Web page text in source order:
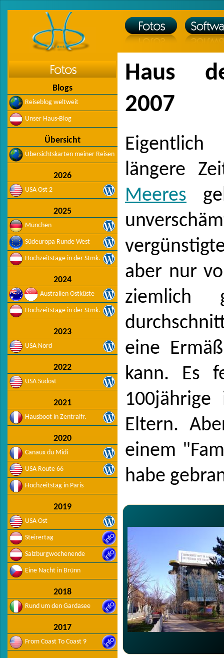
Blogs
Reiseblog weltweit
Unser Haus-Blog
Übersicht
Übersichtskarten meiner Reisen
2026
USA Ost 2
2025
München
Südeuropa Runde West
Hochzeitstage in der Stmk.
2024
Australien Ostküste
Hochzeitstage in der Stmk.
2023
USA Nord
2022
USA Südost
2021
Hausboot in Zentralfr.
2020
Canaux du Midi
USA Route 66
Hochzeitstag in Paris
2019
USA Ost
Steirertag
Salzburgwochenende
Eine Nacht in Brünn
2018
Rund um den Gardasee
2017
From Coast To Coast 9
Haus
2007
längere
Meeres
aber nur
ziemlich
eine
kann. Es
Eltern.
einem
habe